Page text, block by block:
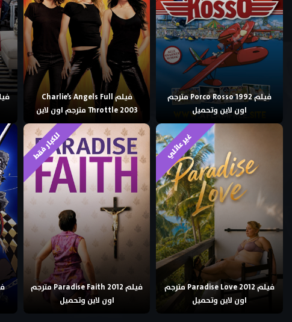
فيلم Porco Rosso 1992 مترجم
اون لاين وتحميل
فيلم Charlie’s Angels Full
Throttle 2003 مترجم اون لاين
غير عائلي
فيلم Paradise Love 2012 مترجم
اون لاين وتحميل
للكبار فقط
فيلم Paradise Faith 2012 مترجم
اون لاين وتحميل